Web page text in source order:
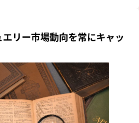
リー市場動向を常にキャッ